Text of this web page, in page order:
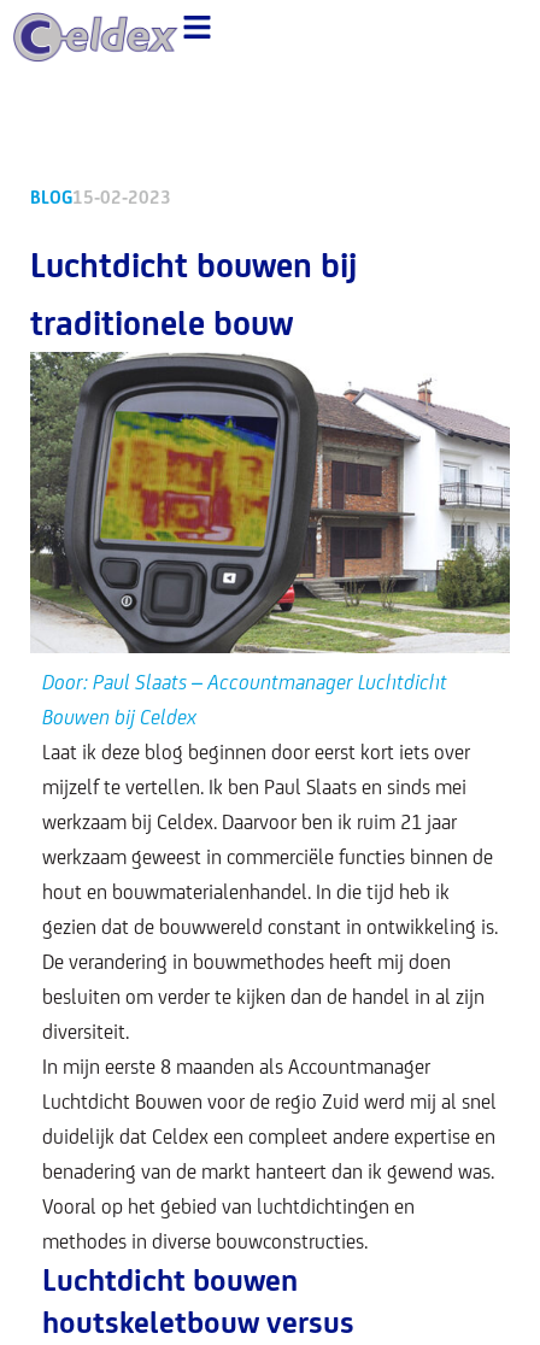
naar
BLOG15-02-2023
Luchtdicht bouwen bij
traditionele bouw
Door: Paul Slaats – Accountmanager Luchtdicht
Bouwen bij Celdex
Laat ik deze blog beginnen door eerst kort iets over
mijzelf te vertellen. Ik ben Paul Slaats en sinds mei
werkzaam bij Celdex. Daarvoor ben ik ruim 21 jaar
werkzaam geweest in commerciële functies binnen de
hout en bouwmaterialenhandel. In die tijd heb ik
gezien dat de bouwwereld constant in ontwikkeling is.
De verandering in bouwmethodes heeft mij doen
besluiten om verder te kijken dan de handel in al zijn
diversiteit.
In mijn eerste 8 maanden als Accountmanager
Luchtdicht Bouwen voor de regio Zuid werd mij al snel
duidelijk dat Celdex een compleet andere expertise en
benadering van de markt hanteert dan ik gewend was.
Vooral op het gebied van luchtdichtingen en
methodes in diverse bouwconstructies.
Luchtdicht bouwen
houtskeletbouw versus